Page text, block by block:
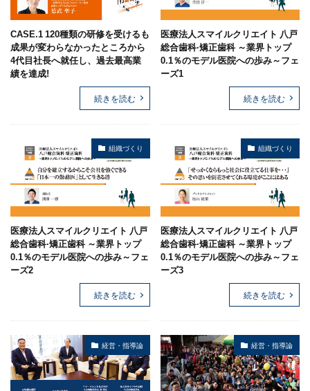
CASE.1 120種類の研修を受けるも
成果が変わらなかったところから
4代目社長へ就任し、過去最高業
績を達成!
続きを読む
医療法人スマイルクリエイト 八戸
総合歯科·矯正歯科 ～業界トップ
0.1％のモデル医院への歩み～フェ
ーズ1
続きを読む
組織づくり
医療法人スマイルクリエイト 八戸
総合歯科·矯正歯科 ～業界トップ
0.1％のモデル医院への歩み～フェ
ーズ2
続きを読む
組織づくり
医療法人スマイルクリエイト 八戸
総合歯科·矯正歯科 ～業界トップ
0.1％のモデル医院への歩み～フェ
ーズ3
続きを読む
経営・指導論 経営・指導論